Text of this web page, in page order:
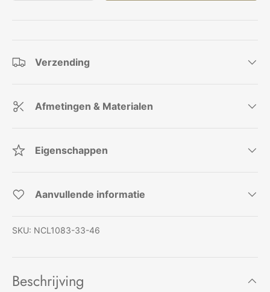
Verzending
Afmetingen & Materialen
Eigenschappen
Aanvullende informatie
SKU: NCL1083-33-46
Beschrijving